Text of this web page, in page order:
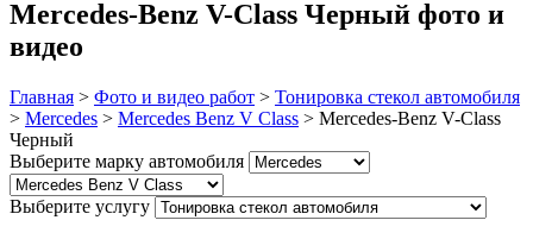
Mercedes-Benz V-Class Черный фото и
видео
Главная > Фото и видео работ > Тонировка стекол автомобиля
> Mercedes > Mercedes Benz V Class > Mercedes-Benz V-Class
Черный
Выберите марку автомобиля
Выберите услугу